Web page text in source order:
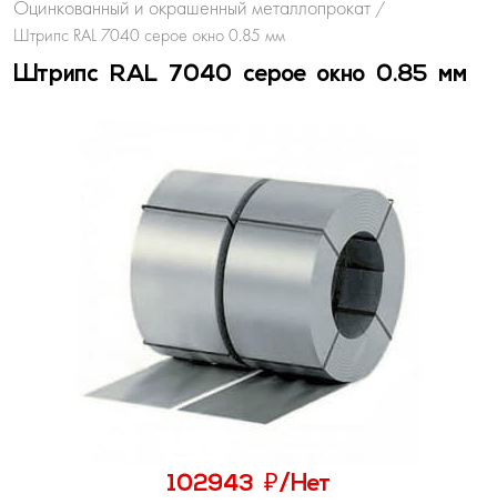
Оцинкованный и окрашенный металлопрокат /
Штрипс RAL 7040 серое окно 0.85 мм
Штрипс RAL 7040 серое окно 0.85 мм
102943 ₽/Нет